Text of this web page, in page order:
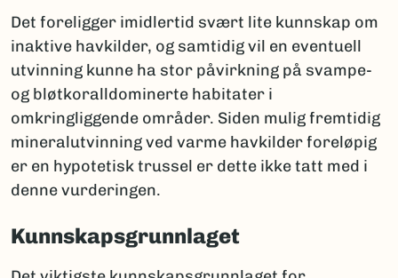
Det foreligger imidlertid svært lite kunnskap om
inaktive havkilder, og samtidig vil en eventuell
utvinning kunne ha stor påvirkning på svampe-
og bløtkoralldominerte habitater i
omkringliggende områder. Siden mulig fremtidig
mineralutvinning ved varme havkilder foreløpig
er en hypotetisk trussel er dette ikke tatt med i
denne vurderingen.
Kunnskapsgrunnlaget